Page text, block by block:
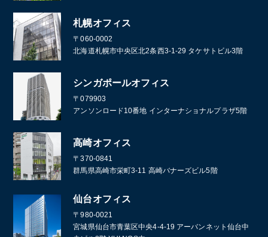
札幌オフィス
〒060-0002
北海道札幌市中央区北2条西3-1-29 タケサトビル3階
シンガポールオフィス
〒079903
アンソンロード10番地 インターナショナルプラザ5階
高崎オフィス
〒370-0841
群馬県高崎市栄町3-11 高崎バナーズビル5階
仙台オフィス
〒980-0021
宮城県仙台市青葉区中央4-4-19 アーバンネット仙台中